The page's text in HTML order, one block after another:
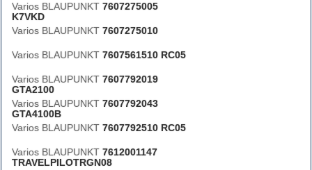
Varios BLAUPUNKT 7607275005
K7VKD
Varios BLAUPUNKT 7607275010
Varios BLAUPUNKT 7607561510 RC05
Varios BLAUPUNKT 7607792019
GTA2100
Varios BLAUPUNKT 7607792043
GTA4100B
Varios BLAUPUNKT 7607792510 RC05
Varios BLAUPUNKT 7612001147
TRAVELPILOTRGN08